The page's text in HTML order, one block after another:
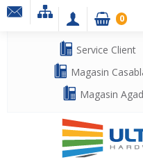
Service Client
Magasin
Magasin
0